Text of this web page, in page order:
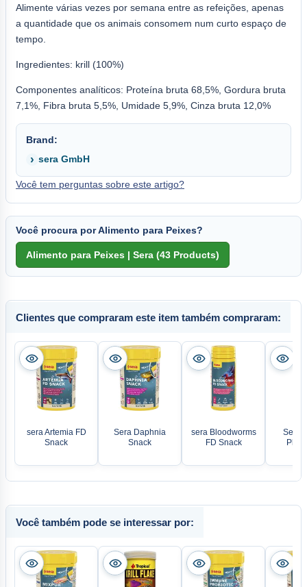
Alimente várias vezes por semana entre as refeições, apenas
a quantidade que os animais consomem num curto espaço de
tempo.
Ingredientes: krill (100%)
Componentes analíticos: Proteína bruta 68,5%, Gordura bruta
7,1%, Fibra bruta 5,5%, Umidade 5,9%, Cinza bruta 12,0%
Brand:
sera GmbH
Você tem perguntas sobre este artigo?
Você procura por Alimento para Peixes?
Clientes que compraram este item também compraram:
sera Artemia FD
Snack
Sera Daphnia
Snack
sera Bloodworms
FD Snack
Sera
Você também pode se interessar por: